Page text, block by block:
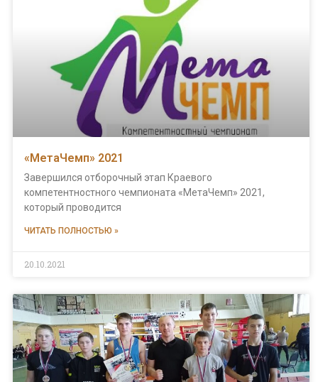
«МетаЧемп» 2021
Завершился отборочный этап Краевого
компетентностного чемпионата «МетаЧемп» 2021,
который проводится
ЧИТАТЬ ПОЛНОСТЬЮ »
20.10.2021